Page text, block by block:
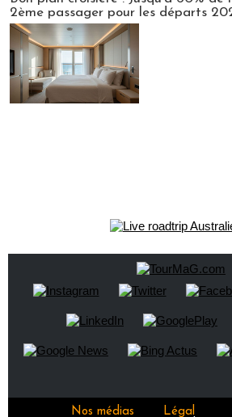
2ème passager pour les départs
Nos médias Légal